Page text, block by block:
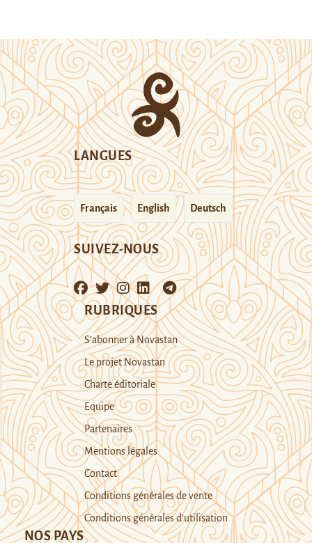
LANGUES
Français English Deutsch
SUIVEZ-NOUS
RUBRIQUES
S’abonner à Novastan
Le projet Novastan
Charte éditoriale
Equipe
Partenaires
Mentions légales
Contact
Conditions générales de vente
Conditions générales d’utilisation
NOS PAYS